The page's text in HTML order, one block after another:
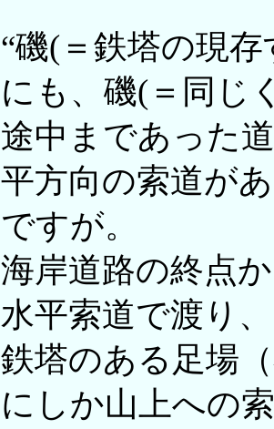
“磯(＝鉄塔の現
にも、磯(＝同じ
途中まであった
平方向の索道が
ですが。
海岸道路の終点
水平索道で渡り、
鉄塔のある足場
にしか山上への